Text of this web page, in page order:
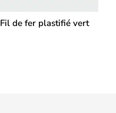
Fil de fer plastifié vert